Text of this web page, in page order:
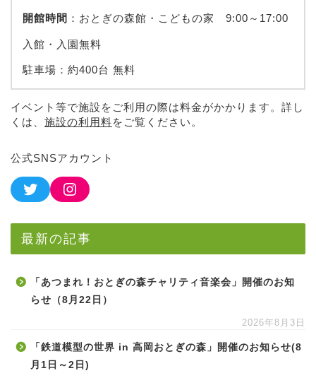
開館時間 ：おとぎの森館・こどもの家 9:00～17:00
入館・入園無料
駐車場：約400台 無料
イベント等で施設をご利用の際は料金がかかります。詳し
くは、 施設の利用料をご覧ください。
公式SNSアカウント
最新の記事
「あつまれ！おとぎの森チャリティ音楽会」開催のお知
らせ（8月22日）
2026年8月3日
「鉄道模型の世界 in 高岡おとぎの森」開催のお知らせ(8
月1日～2日)